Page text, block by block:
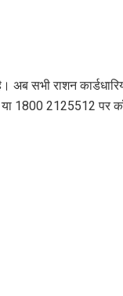
अब सभी राशन
या 1800 2125512